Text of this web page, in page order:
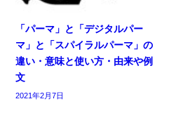
「パーマ」と「デジタルパー
マ」と「スパイラルパーマ」の
違い・意味と使い方・由来や例
文
2021年2月7日